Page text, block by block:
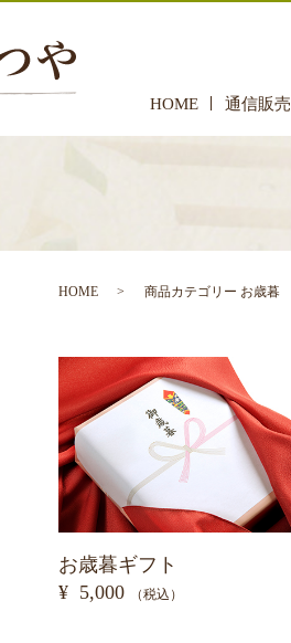
HOME 通信販売
HOME 商品カテゴリー お歳暮
お歳暮ギフト
¥ 5,000
（税込）